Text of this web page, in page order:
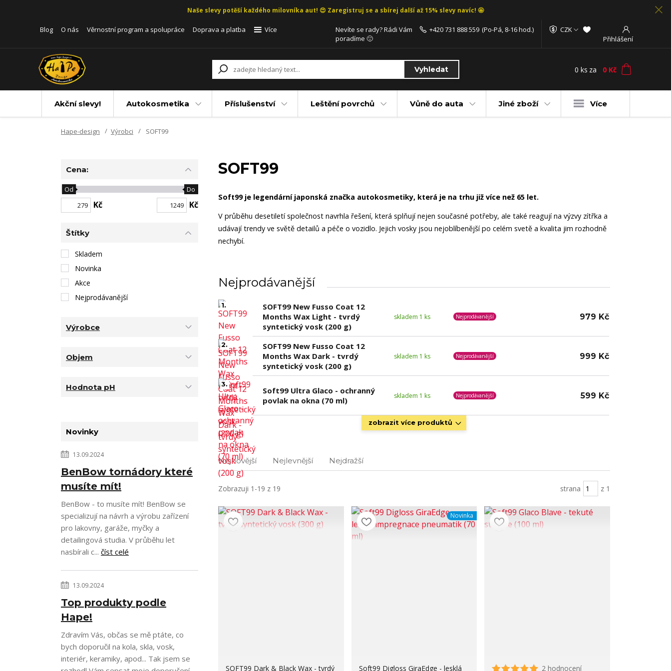
Naše slevy potěší každého milovníka aut! 😍 Zaregistruj se a sbírej další až 15% slevy navíc! 🤩
Blog O nás Věrnostní program a spolupráce Doprava a platba Více
CZK
Přihlášení
Vyhledat
Nevíte se rady? Rádi Vám
poradíme 🙂
+420 731 888 559 (Po-Pá, 8-16 hod.)
0 ks za 0 Kč
Akční slevy! Autokosmetika Příslušenství Leštění povrchů Vůně do auta Jiné zboží Více
Hape-design Výrobci SOFT99
SOFT99
Soft99 je legendární japonská značka autokosmetiky, která je na trhu již více než 65 let.
V průběhu desetiletí společnost navrhla řešení, která splňují nejen současné potřeby, ale také reagují na výzvy zítřka a
udávají trendy ve světě detailů a péče o vozidlo. Jejich vosky jsou nejoblíbenější po celém svetě a kvalita jim rozhodně
nechybí.
Nejprodávanější
1.
SOFT99 New Fusso Coat 12
Months Wax Light - tvrdý
syntetický vosk (200 g)
skladem 1 ks Nejprodávanější 979 Kč
2.
SOFT99 New Fusso Coat 12
Months Wax Dark - tvrdý
syntetický vosk (200 g)
skladem 1 ks Nejprodávanější 999 Kč
3.
Soft99 Ultra Glaco - ochranný
povlak na okna (70 ml)
skladem 1 ks Nejprodávanější 599 Kč
zobrazit více produktů
Nejnovější Nejlevnější Nejdražší
Zobrazuji 1-19 z 19 strana z 1
SOFT99 Dark & Black Wax - tvrdý
Novinka
Soft99 Digloss GiraEdge - lesklá 2 hodnocení
Cena:
Kč
Od Do
Kč
Štítky
Skladem
Novinka
Akce
Nejprodávanější
Výrobce
Objem
Hodnota pH
Novinky
13.09.2024
BenBow tornádory které
musíte mít!
BenBow - to musíte mít! BenBow se
specializují na návrh a výrobu zařízení
pro lakovny, garáže, myčky a
detailingová studia. V průběhu let
nasbírali c... číst celé
13.09.2024
Top produkty podle
Hape!
Zdravím Vás, občas se mě ptáte, co
bych doporučil na kola, skla, vosk,
interiér, keramiky, apod... Tak jsem se